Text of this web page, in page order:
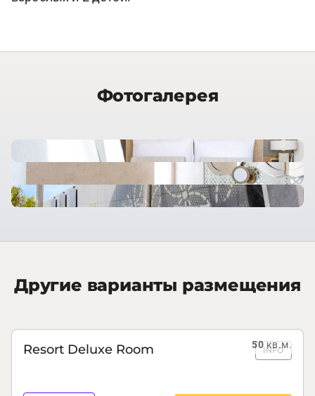
Фотогалерея
Другие варианты размещения
50кв.м.
Resort Deluxe Room INFO